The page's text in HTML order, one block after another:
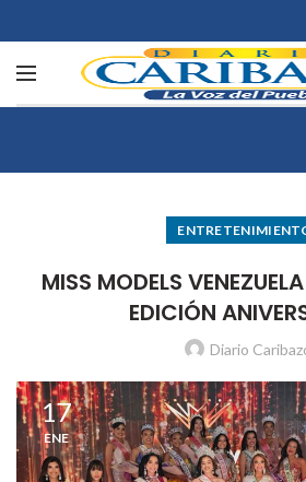
MISS MODELS
EDICIÓN
Diario
17
ENE